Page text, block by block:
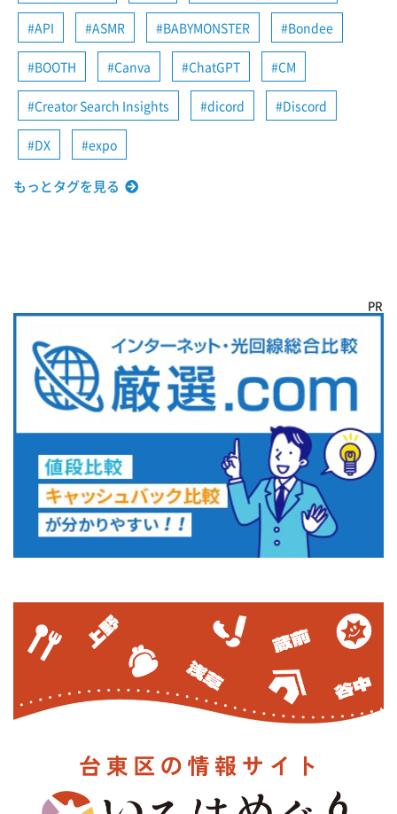
API ASMR BABYMONSTER Bondee
BOOTH Canva ChatGPT CM
Creator Search Insights dicord Discord
DX expo
もっとタグを見る
PR